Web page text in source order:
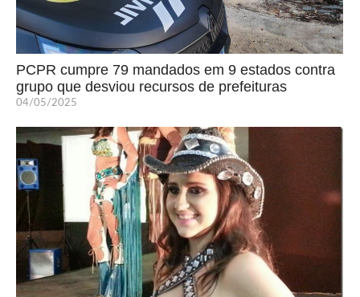
PCPR cumpre 79 mandados em 9 estados contra
grupo que desviou recursos de prefeituras
04/05/2025